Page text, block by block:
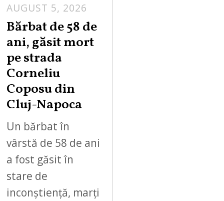
AUGUST 5, 2026
Bărbat de 58 de
ani, găsit mort
pe strada
Corneliu
Coposu din
Cluj-Napoca
Un bărbat în
vârstă de 58 de ani
a fost găsit în
stare de
inconștiență, marți